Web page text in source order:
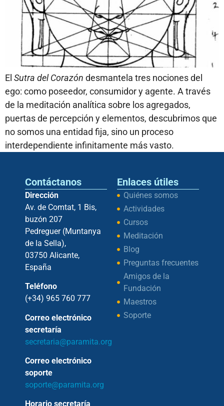
El Sutra del Corazón desmantela tres nociones del
ego: como poseedor, consumidor y agente. A través
de la meditación analítica sobre los agregados,
puertas de percepción y elementos, descubrimos que
no somos una entidad fija, sino un proceso
interdependiente infinitamente más vasto.
Contáctanos
Dirección
Av. de Comtat, 1 Bis,
buzón 207
Pedreguer (Muntanya
de la Sella),
03750 Alicante,
España
Teléfono
(+34) 965 760 777
Correo electrónico
secretaría
secretaria@paramita.org
Correo electrónico
soporte
soporte@paramita.org
Horario secretaría
Enlaces útiles
Quiénes somos
Actividades
Cursos
Meditación
Blog
Preguntas frecuentes
Amigos de la
Fundación
Maestros
Soporte